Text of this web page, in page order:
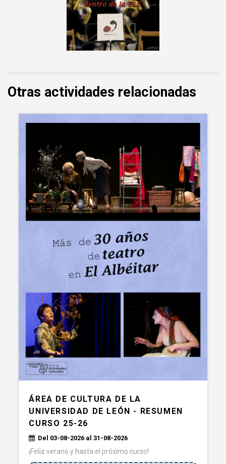
Otras actividades relacionadas
ÁREA DE CULTURA DE LA
UNIVERSIDAD DE LEÓN - RESUMEN
CURSO 25-26
Del 03-08-2026 al 31-08-2026
¡Feliz verano y hasta el próximo curso!